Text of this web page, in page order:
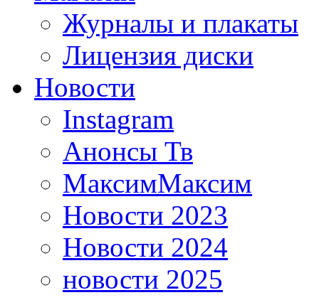
Журналы и плакаты
Лицензия диски
Новости
Instagram
Анонсы Тв
МаксимМаксим
Новости 2023
Новости 2024
новости 2025